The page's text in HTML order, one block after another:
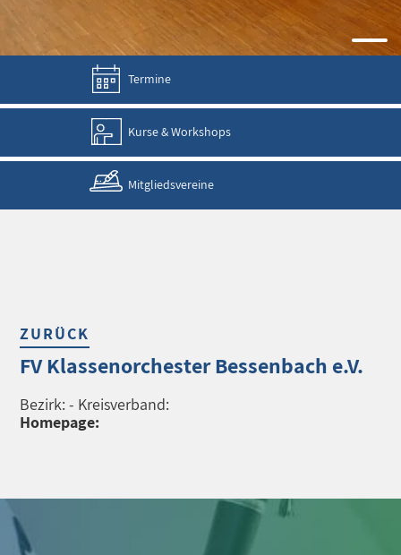
Termine
Kurse & Workshops
Mitgliedsvereine
ZURÜCK
FV Klassenorchester Bessenbach e.V.
Bezirk: - Kreisverband:
Homepage: